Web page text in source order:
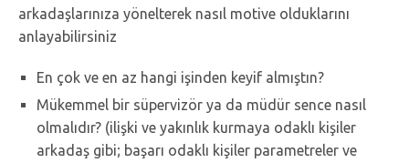
arkadaşlarınıza yönelterek nasıl motive olduklarını
anlayabilirsiniz
En çok ve en az hangi işinden keyif almıştın?
Mükemmel bir süpervizör ya da müdür sence nasıl
olmalıdır? (ilişki ve yakınlık kurmaya odaklı kişiler
arkadaş gibi; başarı odaklı kişiler parametreler ve